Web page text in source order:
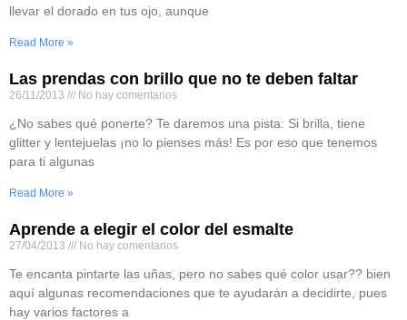
llevar el dorado en tus ojo, aunque
Read More »
Las prendas con brillo que no te deben faltar
26/11/2013 No hay comentarios
¿No sabes qué ponerte? Te daremos una pista: Si brilla, tiene
glitter y lentejuelas ¡no lo pienses más! Es por eso que tenemos
para ti algunas
Read More »
Aprende a elegir el color del esmalte
27/04/2013 No hay comentarios
Te encanta pintarte las uñas, pero no sabes qué color usar?? bien
aquí algunas recomendaciones que te ayudarán a decidirte, pues
hay varios factores a